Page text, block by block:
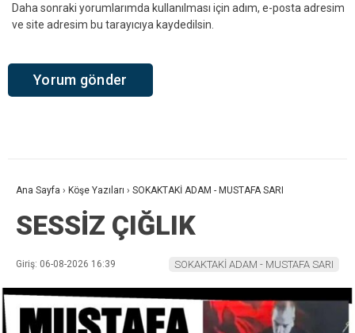
Daha sonraki yorumlarımda kullanılması için adım, e-posta adresim
ve site adresim bu tarayıcıya kaydedilsin.
Ana Sayfa › Köşe Yazıları › SOKAKTAKİ ADAM - MUSTAFA SARI
SESSİZ ÇIĞLIK
Giriş: 06-08-2026 16:39 SOKAKTAKİ ADAM - MUSTAFA SARI